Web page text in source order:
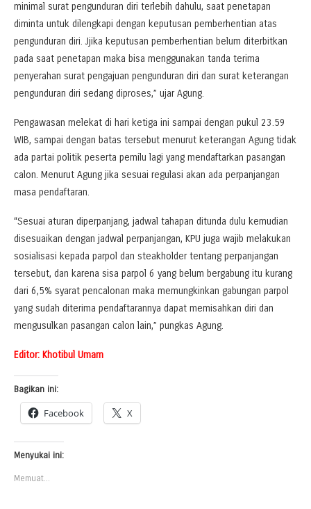
minimal surat pengunduran diri terlebih dahulu, saat penetapan
diminta untuk dilengkapi dengan keputusan pemberhentian atas
pengunduran diri. Jjika keputusan pemberhentian belum diterbitkan
pada saat penetapan maka bisa menggunakan tanda terima
penyerahan surat pengajuan pengunduran diri dan surat keterangan
pengunduran diri sedang diproses,” ujar Agung.
Pengawasan melekat di hari ketiga ini sampai dengan pukul 23.59
WIB, sampai dengan batas tersebut menurut keterangan Agung tidak
ada partai politik peserta pemilu lagi yang mendaftarkan pasangan
calon. Menurut Agung jika sesuai regulasi akan ada perpanjangan
masa pendaftaran.
“Sesuai aturan diperpanjang, jadwal tahapan ditunda dulu kemudian
disesuaikan dengan jadwal perpanjangan, KPU juga wajib melakukan
sosialisasi kepada parpol dan steakholder tentang perpanjangan
tersebut, dan karena sisa parpol 6 yang belum bergabung itu kurang
dari 6,5% syarat pencalonan maka memungkinkan gabungan parpol
yang sudah diterima pendaftarannya dapat memisahkan diri dan
mengusulkan pasangan calon lain,” pungkas Agung.
Editor: Khotibul Umam
Bagikan ini:
Facebook X
Menyukai ini:
Memuat...